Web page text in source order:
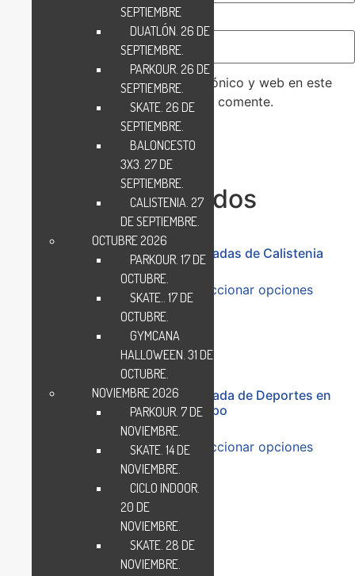
*
Guarda mi nombre, correo electrónico y web en este
navegador para la próxima vez que comente.
Eventos relacionados
Jornada 3×3 Baloncesto. 17
Seleccionar opciones
Jornadas de Calistenia
Seleccionar opciones
Torneo Navidad de Pádel.
16 de diciembre 2023
Seleccionar opciones
Jornada de Deportes en
Equipo
Seleccionar opciones
Todos los derechos reservados
SEPTIEMBRE
DUATLÓN. 26 DE
SEPTIEMBRE.
PARKOUR. 26 DE
SEPTIEMBRE.
SKATE. 26 DE
SEPTIEMBRE.
BALONCESTO
3X3. 27 DE
SEPTIEMBRE.
CALISTENIA. 27
DE SEPTIEMBRE.
OCTUBRE 2026
PARKOUR. 17 DE
OCTUBRE.
SKATE.. 17 DE
OCTUBRE.
GYMCANA
HALLOWEEN. 31 DE
OCTUBRE.
NOVIEMBRE 2026
PARKOUR. 7 DE
NOVIEMBRE.
SKATE. 14 DE
NOVIEMBRE.
CICLO INDOOR.
20 DE
NOVIEMBRE.
SKATE. 28 DE
NOVIEMBRE.